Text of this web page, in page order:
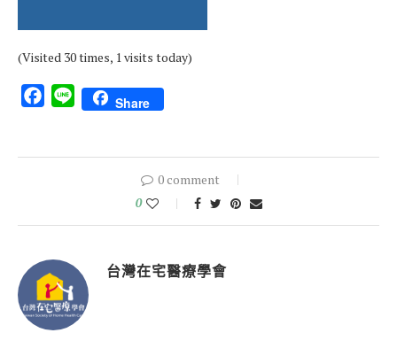
(Visited 30 times, 1 visits today)
Facebook
Line Share
0 comment
0
台灣在宅醫療學會